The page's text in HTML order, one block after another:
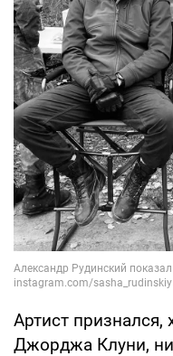
Артист признался,
Джорджа Клуни, ни